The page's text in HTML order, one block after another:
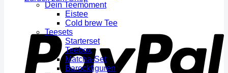
Dein Teemoment
Eistee
Cold brew Tee
Teesets
Starterset
Teebox
Matcha-Set
Barockfiguren